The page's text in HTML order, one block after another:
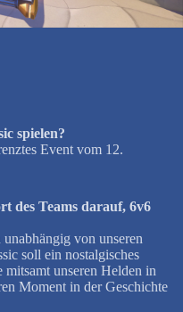
spielen?
Event vom 12.
des Teams darauf, 6v6
von unseren
soll ein nostalgisches
mitsamt unseren Helden in
Moment in der Geschichte